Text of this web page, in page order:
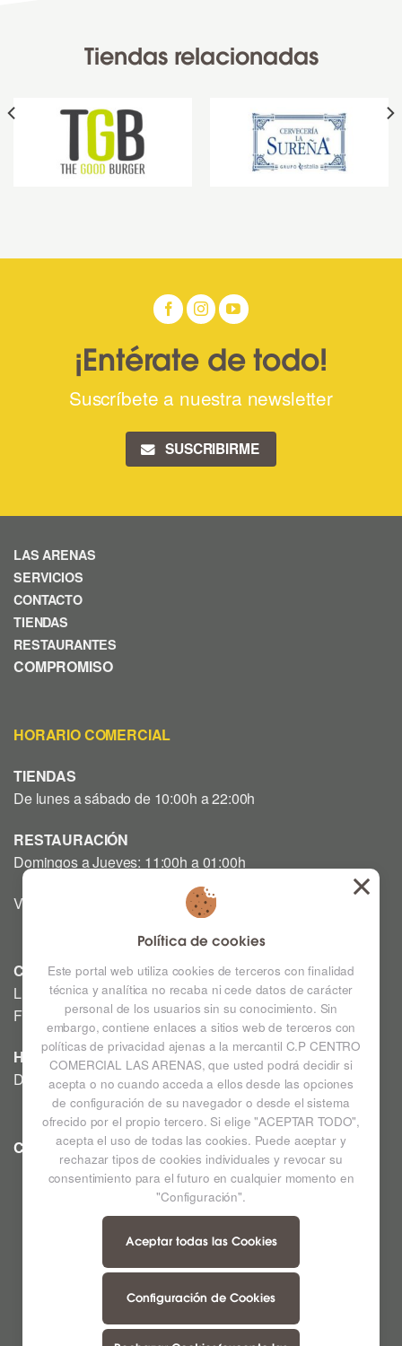
Tiendas relacionadas
¡Entérate de todo!
Suscríbete a nuestra newsletter
SUSCRIBIRME
LAS ARENAS
SERVICIOS
CONTACTO
TIENDAS
RESTAURANTES
COMPROMISO
HORARIO COMERCIAL
TIENDAS
De lunes a sábado de 10:00h a 22:00h
RESTAURACIÓN
Domingos a Jueves: 11:00h a 01:00h
Viernes y Sábado: 12:00h a 03:00h
CINE
Lunes a Domingo: Consultar horarios en la Cartelera
Festivos a consultar *
HIPERMERCADO
De lunes a sábado de 09:00h a 22:00h
CC LAS ARENAS Ampliar mapa
Política de cookies
Este portal web utiliza cookies de terceros con finalidad
técnica y analítica no recaba ni cede datos de carácter
personal de los usuarios sin su conocimiento. Sin
embargo, contiene enlaces a sitios web de terceros con
políticas de privacidad ajenas a la mercantil C.P CENTRO
COMERCIAL LAS ARENAS, que usted podrá decidir si
acepta o no cuando acceda a ellos desde las opciones
de configuración de su navegador o desde el sistema
ofrecido por el propio tercero. Si elige "ACEPTAR TODO",
acepta el uso de todas las cookies. Puede aceptar y
rechazar tipos de cookies individuales y revocar su
consentimiento para el futuro en cualquier momento en
"Configuración".
Aceptar todas las Cookies
Configuración de Cookies